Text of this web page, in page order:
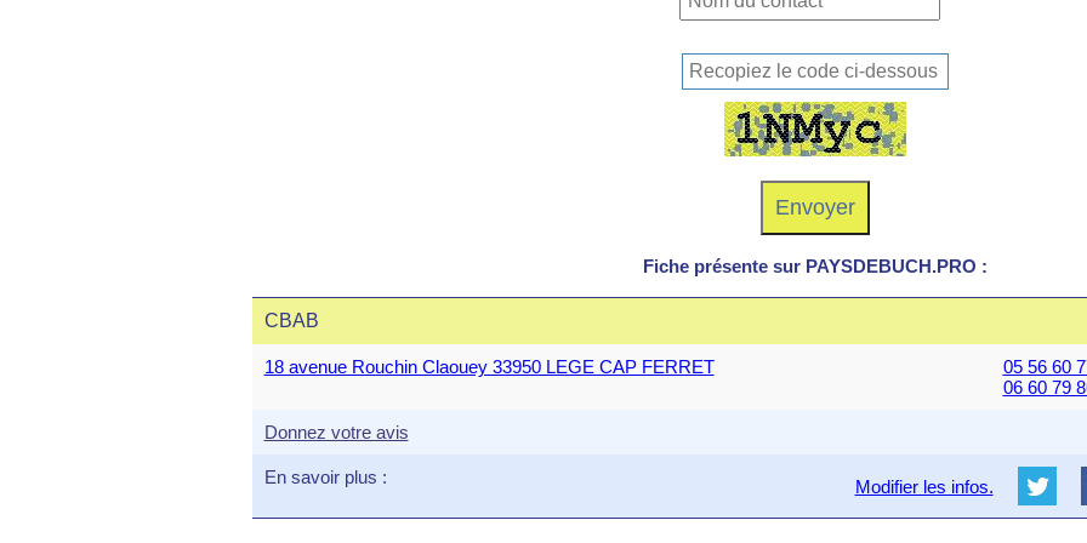
Fiche présente sur PAYSDEBUCH.PRO :
CBAB
18 avenue Rouchin Claouey 33950 LEGE CAP FERRET
05 56 60
06 60 79
Donnez votre avis
En savoir plus : Modifier les infos.